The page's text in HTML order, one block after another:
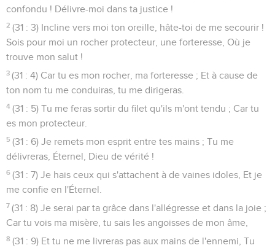
confondu ! Délivre-moi dans ta justice !
2 (31 : 3) Incline vers moi ton oreille, hâte-toi de me secourir !
Sois pour moi un rocher protecteur, une forteresse, Où je
trouve mon salut !
3 (31 : 4) Car tu es mon rocher, ma forteresse ; Et à cause de
ton nom tu me conduiras, tu me dirigeras.
4 (31 : 5) Tu me feras sortir du filet qu'ils m'ont tendu ; Car tu
es mon protecteur.
5 (31 : 6) Je remets mon esprit entre tes mains ; Tu me
délivreras, Éternel, Dieu de vérité !
6 (31 : 7) Je hais ceux qui s'attachent à de vaines idoles, Et je
me confie en l'Éternel.
7 (31 : 8) Je serai par ta grâce dans l'allégresse et dans la joie ;
Car tu vois ma misère, tu sais les angoisses de mon âme,
8 (31 : 9) Et tu ne me livreras pas aux mains de l'ennemi, Tu